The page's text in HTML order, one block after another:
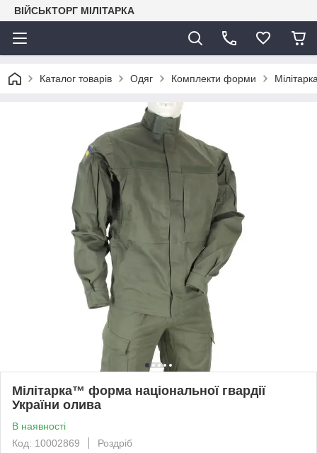
ВІЙСЬКТОРГ МІЛІТАРКА
Каталог товарів Одяг Комплекти форми
Мілітарка™ форма національної гвардії
України олива
В наявності
Код: 10002869
Роздріб